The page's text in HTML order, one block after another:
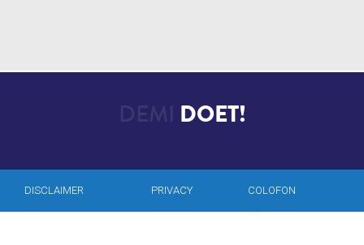
DOET!
DISCLAIMER PRIVACY COLOFON